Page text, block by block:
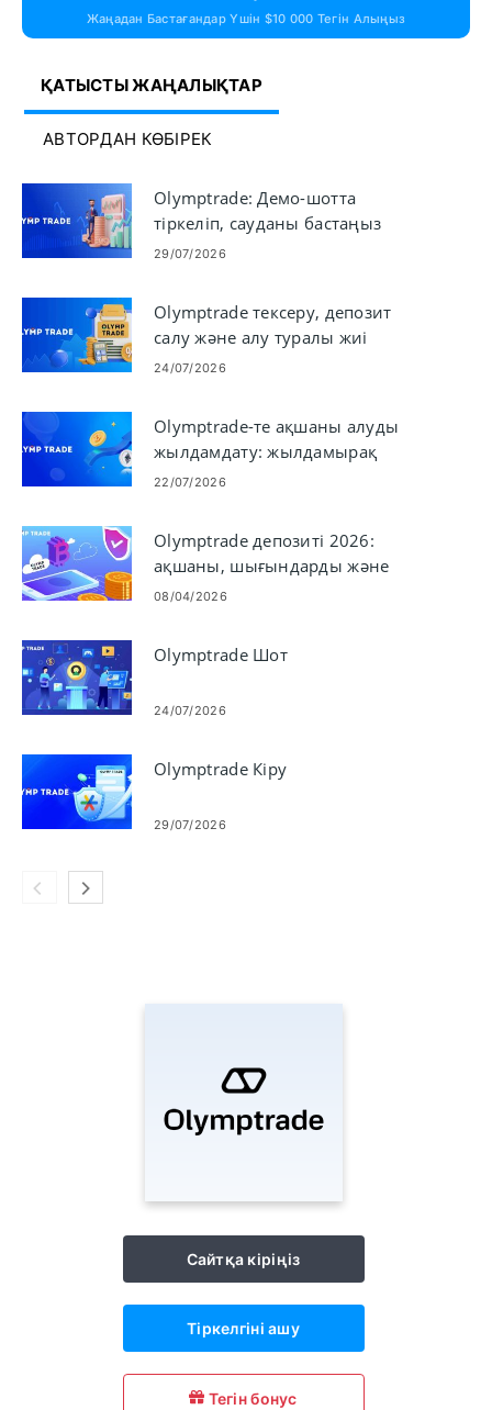
Жаңадан Бастағандар Үшін $10 000 Тегін Алыңыз
ҚАТЫСТЫ ЖАҢАЛЫҚТАР
АВТОРДАН КӨБІРЕК
Olymptrade: Демо-шотта
тіркеліп, сауданы бастаңыз
29/07/2026
Olymptrade тексеру, депозит
салу және алу туралы жиі
қойылатын сұрақтар
24/07/2026
Olymptrade-те ақшаны алуды
жылдамдату: жылдамырақ
төлемдерге қадамдар
22/07/2026
Olymptrade депозиті 2026:
ақшаны, шығындарды және
бекіту уақытын қосу бойынша
08/04/2026
Olymptrade Шот
24/07/2026
Olymptrade Кіру
29/07/2026
Сайтқа кіріңіз
Тіркелгіні ашу
Тегін бонус